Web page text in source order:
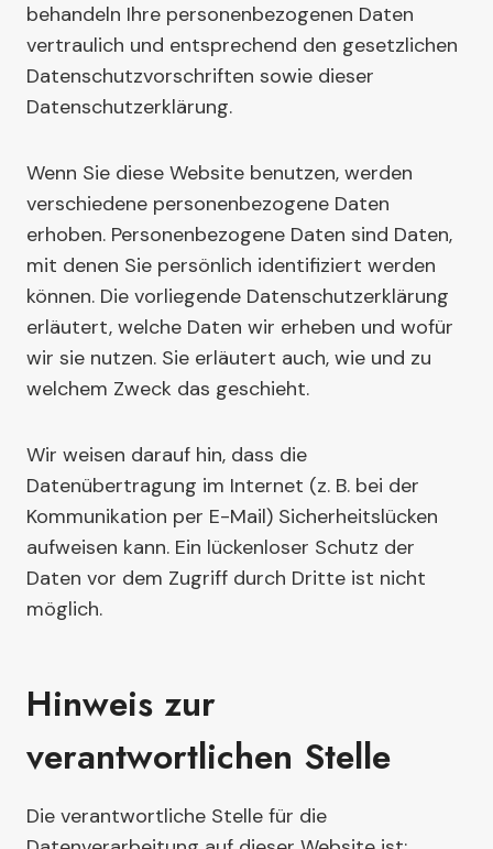
behandeln Ihre personenbezogenen Daten
vertraulich und entsprechend den gesetzlichen
Datenschutzvorschriften sowie dieser
Datenschutzerklärung.
Wenn Sie diese Website benutzen, werden
verschiedene personenbezogene Daten
erhoben. Personenbezogene Daten sind Daten,
mit denen Sie persönlich identifiziert werden
können. Die vorliegende Datenschutzerklärung
erläutert, welche Daten wir erheben und wofür
wir sie nutzen. Sie erläutert auch, wie und zu
welchem Zweck das geschieht.
Wir weisen darauf hin, dass die
Datenübertragung im Internet (z. B. bei der
Kommunikation per E-Mail) Sicherheitslücken
aufweisen kann. Ein lückenloser Schutz der
Daten vor dem Zugriff durch Dritte ist nicht
möglich.
Hinweis zur
verantwortlichen Stelle
Die verantwortliche Stelle für die